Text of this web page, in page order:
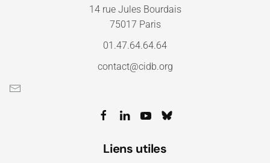
14 rue Jules Bourdais
75017 Paris
01.47.64.64.64
contact@cidb.org
Liens utiles